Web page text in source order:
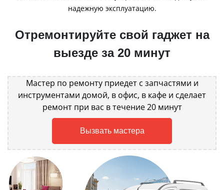
надежную эксплуатацию.
Отремонтируйте свой гаджет на
выезде за 20 минут
Мастер по ремонту приедет с запчастями и
инструментами домой, в офис, в кафе и сделает
ремонт при вас в течение 20 минут
Вызвать мастера